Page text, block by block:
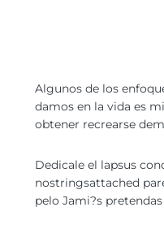
Algunos de los
damos en la vida es
obtener recrearse
Dedicale el lapsus
nostringsattached
pelo Jami?s